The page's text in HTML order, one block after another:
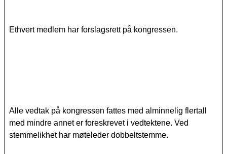
Ethvert medlem har forslagsrett på kongressen.
Alle vedtak på kongressen fattes med alminnelig flertall
med mindre annet er foreskrevet i vedtektene. Ved
stemmelikhet har møteleder dobbeltstemme.